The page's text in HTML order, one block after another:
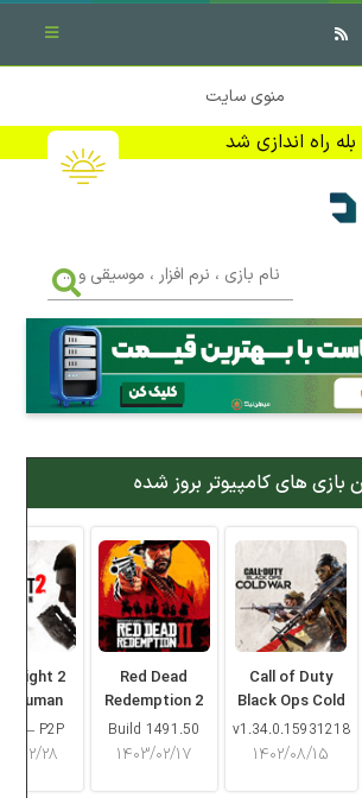
منوی سایت
راه اندازی شد
و اطلاعات ما را در کانال رسمی دانلود در
بازی
،
نرم
افزار
،
موسیقی
...
بازی های کامپیوتر بروز شده
Call of Duty
Black Ops Cold
War
v1.34.0.15931218
۱۴۰۲/۰۸/۱۵
Red Dead
Redemption 2
Build 1491.50
۱۴۰۳/۰۲/۱۷
Light 2
Human
– P2P
۱۴۰۳/